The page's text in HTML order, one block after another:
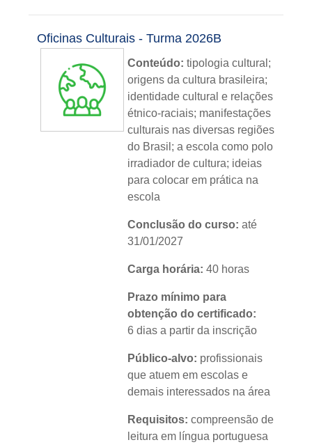
Idioma:português
Oficinas Culturais - Turma 2026B
Conteúdo:tipologia cultural;
origens da cultura brasileira;
identidade cultural e relações
étnico-raciais; manifestações
culturais nas diversas regiões
do Brasil; a escola como polo
irradiador de cultura; ideias
para colocar em prática na
escola
Conclusão do curso: até
31/01/2027
Carga horária: 40 horas
Prazo mínimo para
obtenção do certificado:
6 dias a partir da inscrição
Público-alvo: profissionais
que atuem em escolas e
demais interessados na área
Requisitos: compreensão de
leitura em língua portuguesa